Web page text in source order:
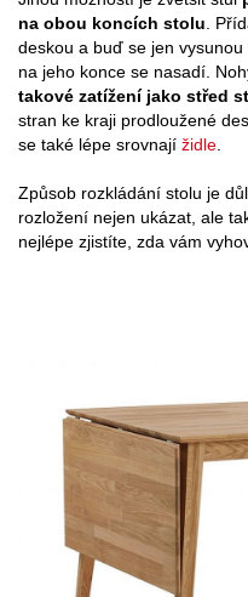
na obou koncích stolu.
deskou a buď se jen
na jeho konce se nasadí.
takové zatížení jako střed
stran ke kraji prodloužené
se také lépe srovnají židle.
Způsob rozkládání stolu je
rozložení nejen ukázat, ale
nejlépe zjistíte, zda vám